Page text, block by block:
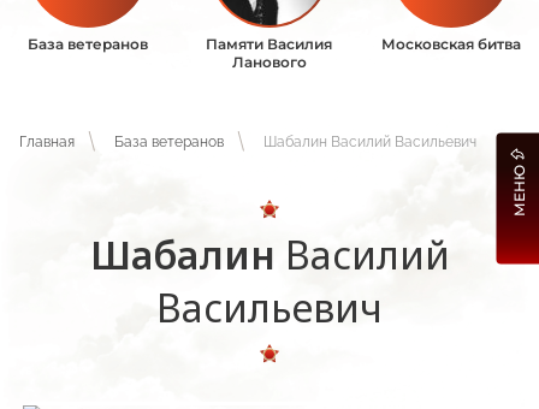
База ветеранов
Памяти Василия
Ланового
Московская битва
Главная База ветеранов Шабалин Василий Васильевич
Шабалин Василий
Васильевич
МЕНЮ